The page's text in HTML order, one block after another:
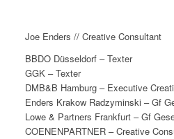
Joe Enders // Creative Consultant
BBDO Düsseldorf – Texter
GGK – Texter
DMB&B Hamburg – Executive
Enders Krakow Radzyminski – Gf
Lowe & Partners Frankfurt – Gf
COENENPARTNER – Creative